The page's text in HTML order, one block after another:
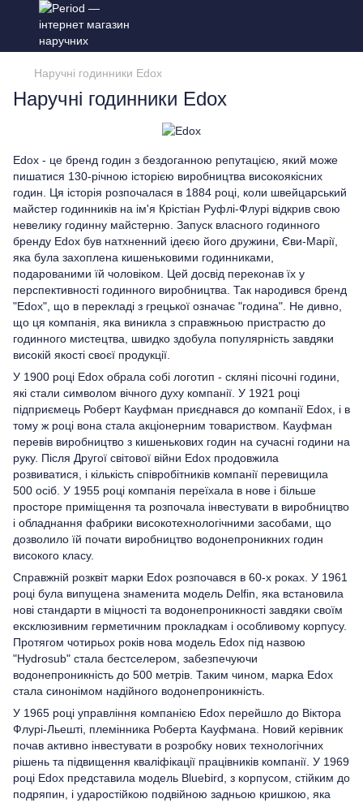
Наручні годинники Edox
Наручні годинники Edox
Edox - це бренд годин з бездоганною репутацією, який може
пишатися 130-річною історією виробництва високоякісних
годин. Ця історія розпочалася в 1884 році, коли швейцарський
майстер годинників на ім'я Крістіан Руфлі-Флурі відкрив свою
невелику годинну майстерню. Запуск власного годинного
бренду Edox був натхненний ідеєю його дружини, Єви-Марії,
яка була захоплена кишеньковими годинниками,
подарованими їй чоловіком. Цей досвід переконав їх у
перспективності годинного виробництва. Так народився бренд
"Edox", що в перекладі з грецької означає "година". Не дивно,
що ця компанія, яка виникла з справжньою пристрастю до
годинного мистецтва, швидко здобула популярність завдяки
високій якості своєї продукції.
У 1900 році Edox обрала собі логотип - скляні пісочні години,
які стали символом вічного духу компанії. У 1921 році
підприємець Роберт Кауфман приєднався до компанії Edox, і в
тому ж році вона стала акціонерним товариством. Кауфман
перевів виробництво з кишенькових годин на сучасні години на
руку. Після Другої світової війни Edox продовжила
розвиватися, і кількість співробітників компанії перевищила
500 осіб. У 1955 році компанія переїхала в нове і більше
просторе приміщення та розпочала інвестувати в виробництво
і обладнання фабрики високотехнологічними засобами, що
дозволило їй почати виробництво водонепроникних годин
високого класу.
Справжній розквіт марки Edox розпочався в 60-х роках. У 1961
році була випущена знаменита модель Delfin, яка встановила
нові стандарти в міцності та водонепроникності завдяки своїм
ексклюзивним герметичним прокладкам і особливому корпусу.
Протягом чотирьох років нова модель Edox під назвою
"Hydrosub" стала бестселером, забезпечуючи
водонепроникність до 500 метрів. Таким чином, марка Edox
стала синонімом надійного водонепроникність.
У 1965 році управління компанією Edox перейшло до Віктора
Флурі-Льешті, племінника Роберта Кауфмана. Новий керівник
почав активно інвестувати в розробку нових технологічних
рішень та підвищення кваліфікації працівників компанії. У 1969
році Edox представила модель Bluebird, з корпусом, стійким до
подряпин, і ударостійкою подвійною задньою кришкою, яка